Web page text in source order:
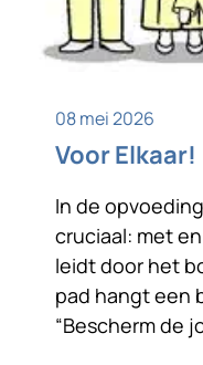
08 mei 2026
Voor Elkaar!
In de
cruciaal: met
leidt door het
pad hangt een
“Bescherm de
van een